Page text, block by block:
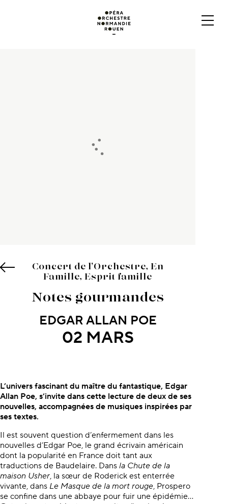
Concert de l'Orchestre, En
Famille, Esprit famille
Notes gourmandes
EDGAR ALLAN POE
02 MARS
À propos du concert
L’univers fascinant du maître du fantastique, Edgar
Allan Poe, s’invite dans cette lecture de deux de ses
nouvelles, accompagnées de musiques inspirées par
ses textes.
Il est souvent question d’enfermement dans les
nouvelles d’Edgar Poe, le grand écrivain américain
dont la popularité en France doit tant aux
traductions de Baudelaire. Dans la Chute de la
maison Usher, la sœur de Roderick est enterrée
vivante, dans Le Masque de la mort rouge, Prospero
se confine dans une abbaye pour fuir une épidémie…